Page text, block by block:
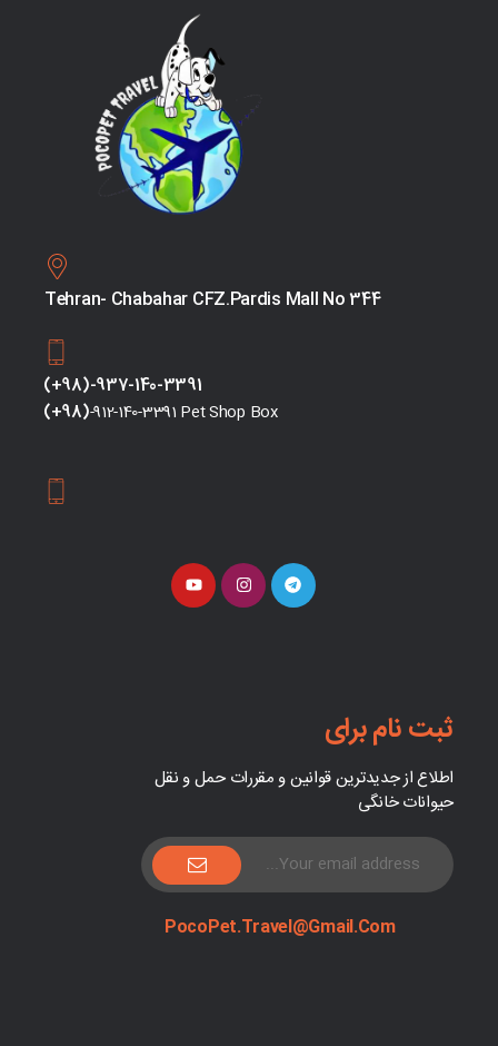
Tehran- Chabahar CFZ.Pardis Mall No 344
(+98)-937-140-3391
(+98)-912-140-3391 Pet Shop Box
ثبت نام برای
اطلاع از جدیدترین قوانین و مقررات حمل و نقل
حیوانات خانگی
PocoPet.Travel@Gmail.com